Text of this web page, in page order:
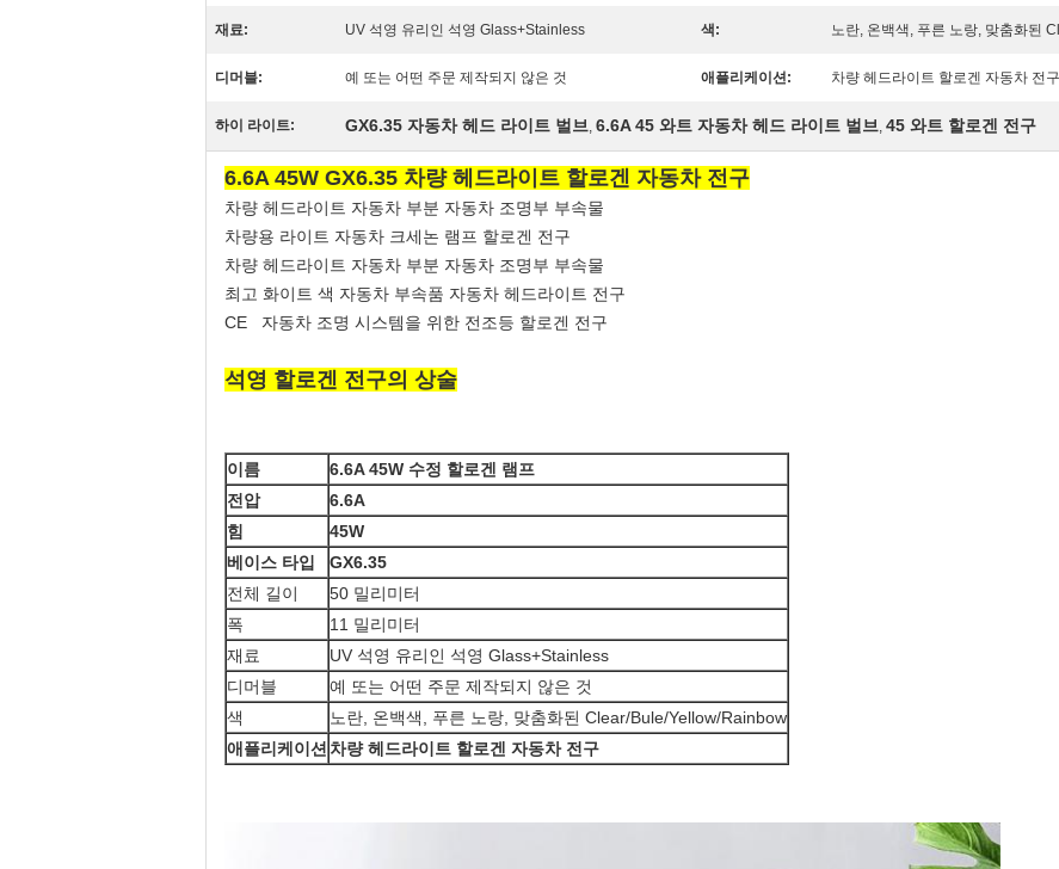
재료: UV 석영 유리인 석영 Glass+Stainless 색: 노란, 온백색, 푸른 노랑, 맞춤화된
디머블: 예 또는 어떤 주문 제작되지 않은 것 애플리케이션: 차량 헤드라이트 할로겐 자동차 전구
하이 라이트: GX6.35 자동차 헤드 라이트 벌브, 6.6A 45 와트 자동차 헤드 라이트 벌브, 45 와트 할로겐 전구
6.6A 45W GX6.35 차량 헤드라이트 할로겐 자동차 전구
차량 헤드라이트 자동차 부분 자동차 조명부 부속물
차량용 라이트 자동차 크세논 램프 할로겐 전구
차량 헤드라이트 자동차 부분 자동차 조명부 부속물
최고 화이트 색 자동차 부속품 자동차 헤드라이트 전구
CE 자동차 조명 시스템을 위한 전조등 할로겐 전구
석영 할로겐 전구의 상술
이름
6.6A 45W 수정 할로겐 램프
전압
6.6A
힘
45W
베이스 타입
GX6.35
전체 길이
50 밀리미터
폭
11 밀리미터
재료
UV 석영 유리인 석영 Glass+Stainless
디머블
예 또는 어떤 주문 제작되지 않은 것
색
노란, 온백색, 푸른 노랑, 맞춤화된 Clear/Bule/Yellow/Rainbow
애플리케이션 차량 헤드라이트 할로겐 자동차 전구